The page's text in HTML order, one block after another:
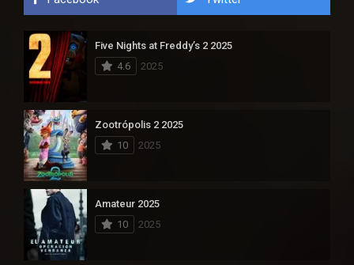
Five Nights at Freddy’s 2 2025
4.6
2025
Zootrópolis 2 2025
10
2025
Amateur 2025
10
2025